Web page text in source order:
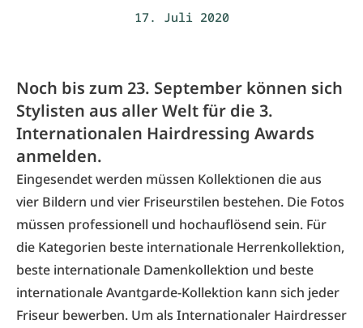
17. Juli 2020
Noch bis zum 23. September können sich
Stylisten aus aller Welt für die 3.
Internationalen Hairdressing Awards
anmelden.
Eingesendet werden müssen Kollektionen die aus
vier Bildern und vier Friseurstilen bestehen. Die Fotos
müssen professionell und hochauflösend sein. Für
die Kategorien beste internationale Herrenkollektion,
beste internationale Damenkollektion und beste
internationale Avantgarde-Kollektion kann sich jeder
Friseur bewerben. Um als Internationaler Hairdresser